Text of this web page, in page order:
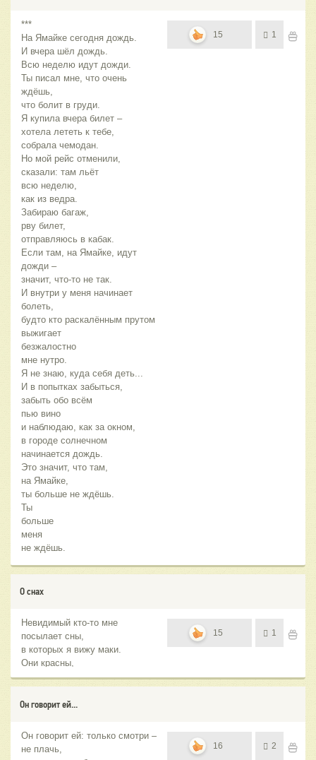
***
На Ямайке сегодня дождь.
И вчера шёл дождь.
Всю неделю идут дожди.
Ты писал мне, что очень
ждёшь,
что болит в груди.
Я купила вчера билет –
хотела лететь к тебе,
собрала чемодан.
Но мой рейс отменили,
сказали: там льёт
всю неделю,
как из ведра.
Забираю багаж,
рву билет,
отправляюсь в кабак.
Если там, на Ямайке, идут
дожди –
значит, что-то не так.
И внутри у меня начинает
болеть,
будто кто раскалённым прутом
выжигает
безжалостно
мне нутро.
Я не знаю, куда себя деть...
И в попытках забыться,
забыть обо всём
пью вино
и наблюдаю, как за окном,
в городе солнечном
начинается дождь.
Это значит, что там,
на Ямайке,
ты больше не ждёшь.
Ты
больше
меня
не ждёшь.
15 1
О снах
Невидимый кто-то мне
посылает сны,
в которых я вижу маки.
Они красны,
как спелая кровь на бледных
устах Христа,
15 1
Он говорит ей...
Он говорит ей: только смотри –
не плачь,
16 2